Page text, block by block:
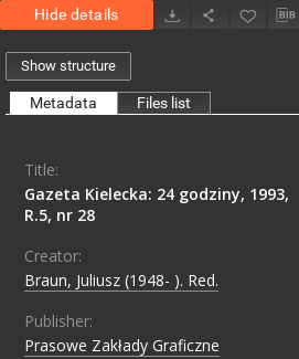
Hide details
Show structure
Metadata Files list
Title:
Gazeta Kielecka: 24 godziny, 1993,
R.5, nr 28
Creator:
Braun, Juliusz (1948- ). Red.
Publisher:
Prasowe Zakłady Graficzne